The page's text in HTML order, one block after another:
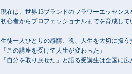
現在は、世界13ブランドのフラワーエッセンス
初心者からプロフェッショナルまでを育成して
生徒一人ひとりの感情、魂、人生を大切に扱う
「この講座を受けて人生が変わった」
「自分を取り戻せた」と語る受講生は全国に広